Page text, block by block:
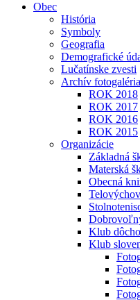
Obec
História
Symboly
Geografia
Demografické
Lučatínske zvesti
Archív fotogaléria
ROK 2018
ROK 2017
ROK 2016
ROK 2015
Organizácie
Základná
Materská
Obecná
Klub
Klub